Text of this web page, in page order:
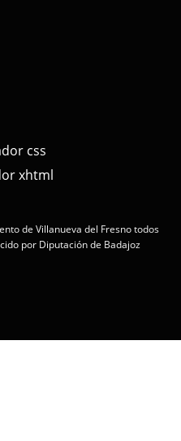
de Villanueva del Fresno todos
por Diputación de Badajoz